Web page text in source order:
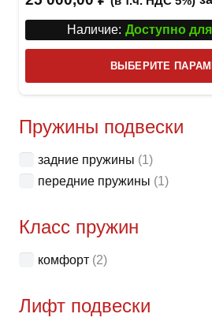
Наличие: Доступно
ВЫБЕРИТЕ
Пружины подвески
задние пружины (1)
передние пружины (1)
Класс пружин
комфорт (2)
Лифт подвески